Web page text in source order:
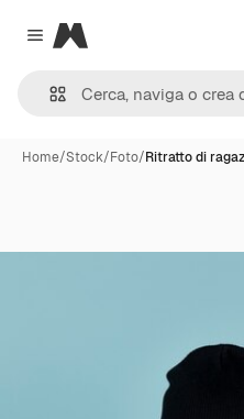
Close menu
Magnific
Home/Stock/Foto/Ritratto di